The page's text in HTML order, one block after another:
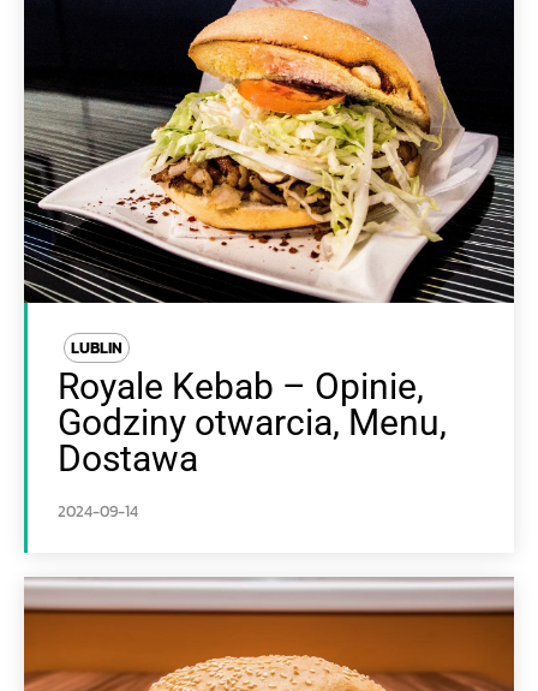
LUBLIN
Royale Kebab – Opinie,
Godziny otwarcia, Menu,
Dostawa
2024-09-14